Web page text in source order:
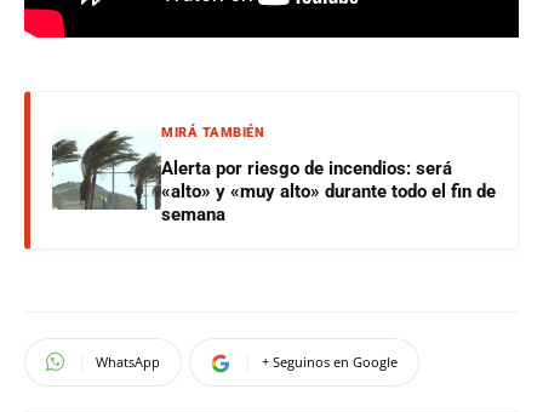
MIRÁ TAMBIÉN
Alerta por riesgo de incendios: será
«alto» y «muy alto» durante todo el fin de
semana
WhatsApp + Seguinos en Google